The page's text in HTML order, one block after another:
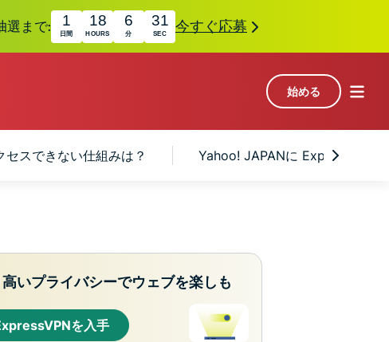
選まで: 1
日間
18
HOURS
6
分
30
SEC 今すぐ応募
始める
スできない仕組みは？ Yahoo! JAPANに ExpressVPN
高いプライバシーでウェブを楽しも
を入手